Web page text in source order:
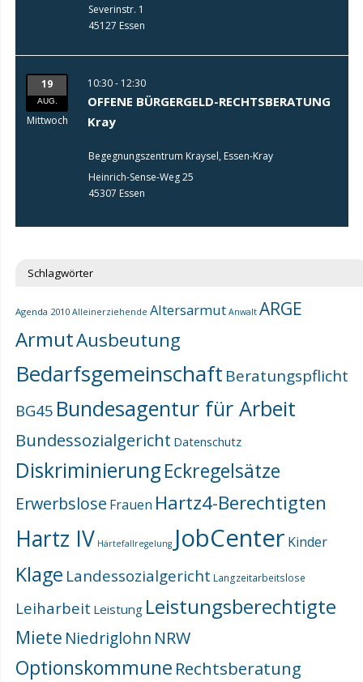
Severinstr. 1
45127 Essen
19
AUG.
Mittwoch
10:30 - 12:30
OFFENE BÜRGERGELD-RECHTSBERATUNG
Kray
Begegnungszentrum Kraysel, Essen-Kray
Heinrich-Sense-Weg 25
45307 Essen
Schlagwörter
Agenda 2010 Alleinerziehende Altersarmut Anwalt ARGE
ArmutAusbeutung
Bedarfsgemeinschaft Beratungspflicht
BG45 Bundesagentur für Arbeit
Bundessozialgericht Datenschutz
DiskriminierungEckregelsätze
Erwerbslose Frauen Hartz4-Berechtigten
Hartz IV Härtefallregelung JobCenter Kinder
Klage Landessozialgericht Langzeitarbeitslose
Leiharbeit Leistung Leistungsberechtigte
Miete Niedriglohn NRW
Optionskommune Rechtsberatung